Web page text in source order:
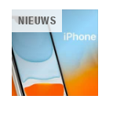
NIEUWS